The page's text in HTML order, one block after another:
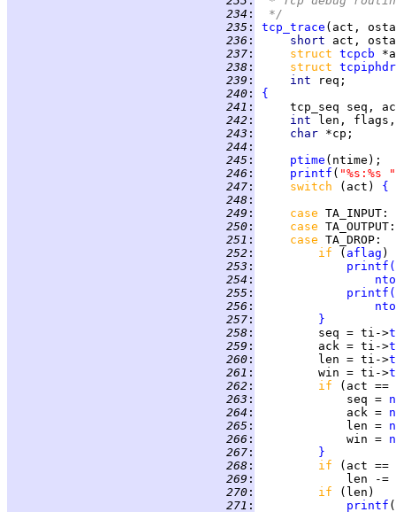
234 :
*/
235 :
tcp_trace
236 :
short
237 : struct tcpcb
238 : struct tcpiphdr
239 : int
240 :
{
241 :
242 :
int
243 : char
244 :
245 : ptime
246 : printf ( "%s:%s "
247 : switch (act) {
248 :
249 : case TA_INPUT
250 : case TA_OUTPUT
251 : case TA_DROP
252 : if ( aflag )
253 : printf (
254 :
255 : printf (
256 :
257 :
}
258 :
         seq = ti->
259 :
         ack = ti->
260 :
         len = ti->
261 :
         win = ti->
262 : if
(act ==
263 :
             seq =
264 :
             ack =
265 :
             len =
266 :
             win =
267 :
}
268 : if
(act ==
269 :
             len -=
270 : if
271 : printf (